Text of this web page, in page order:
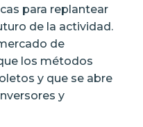
para replantear
de la actividad.
de
los métodos
y que se abre
y